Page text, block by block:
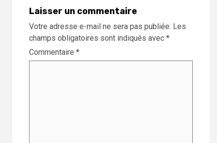
Laisser un commentaire
Votre adresse e-mail ne sera pas publiée. Les
champs obligatoires sont indiqués avec *
Commentaire *